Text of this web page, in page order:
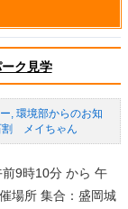
ク見学
, 環境部からのお知
割 メイちゃん
9時10分 から 午
場所 集合：盛岡城